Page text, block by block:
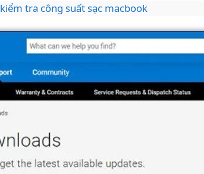
kiểm tra công suất sạc macbook